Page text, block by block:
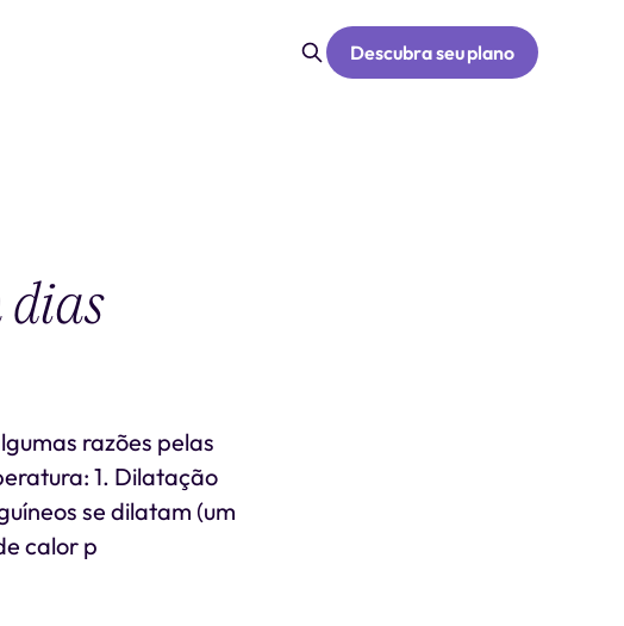
Descubra seu plano
razões pelas
1. Dilatação
se dilatam (um
calor p